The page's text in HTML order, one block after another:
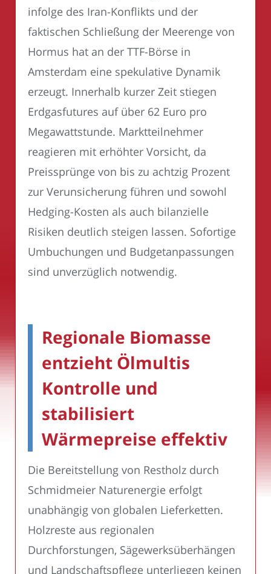
infolge des Iran-Konflikts und der
faktischen Schließung der Meerenge von
Hormus hat an der TTF-Börse in
Amsterdam eine spekulative Dynamik
erzeugt. Innerhalb kurzer Zeit stiegen
Erdgasfutures auf über 62 Euro pro
Megawattstunde. Marktteilnehmer
reagieren mit erhöhter Vorsicht, da
Preissprünge von bis zu achtzig Prozent
zur Verunsicherung führen und sowohl
Hedging-Kosten als auch bilanzielle
Risiken deutlich steigen lassen. Sofortige
Umbuchungen und Budgetanpassungen
sind unverzüglich notwendig.
Regionale Biomasse
entzieht Ölmultis
Kontrolle und
stabilisiert
Wärmepreise effektiv
Die Bereitstellung von Restholz durch
Schmidmeier Naturenergie erfolgt
unabhängig von globalen Lieferketten.
Holzreste aus regionalen
Durchforstungen, Sägewerksüberhängen
und Landschaftspflege unterliegen keinen